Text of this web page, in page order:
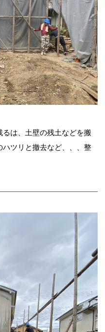
は、土壁の残土などを搬
ツリと撤去など、、、整